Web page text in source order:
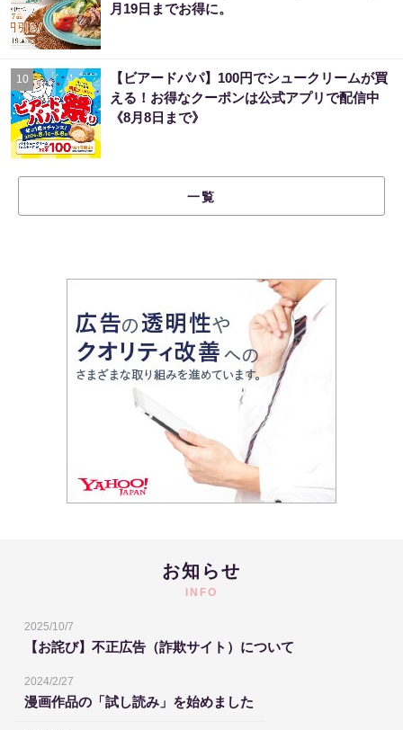
月19日までお得に。
10
【ビアードパパ】100円でシュークリームが買
える！お得なクーポンは公式アプリで配信中
《8月8日まで》
一覧
お知らせ
INFO
2025/10/7
【お詫び】不正広告（詐欺サイト）について
2024/2/27
漫画作品の「試し読み」を始めました